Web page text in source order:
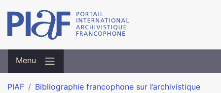
Menu
PIAF
Bibliographie francophone sur l’archivistique